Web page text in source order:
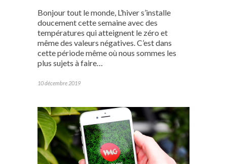
Bonjour tout le monde, L’hiver s’installe
doucement cette semaine avec des
températures qui atteignent le zéro et
même des valeurs négatives. C’est dans
cette période même où nous sommes les
plus sujets à faire…
10 décembre 2019